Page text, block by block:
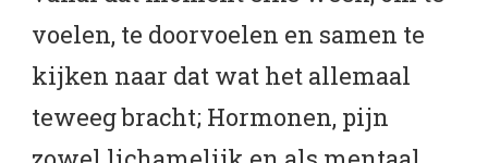
voelen, te doorvoelen en samen te
kijken naar dat wat het allemaal
teweeg bracht; Hormonen, pijn